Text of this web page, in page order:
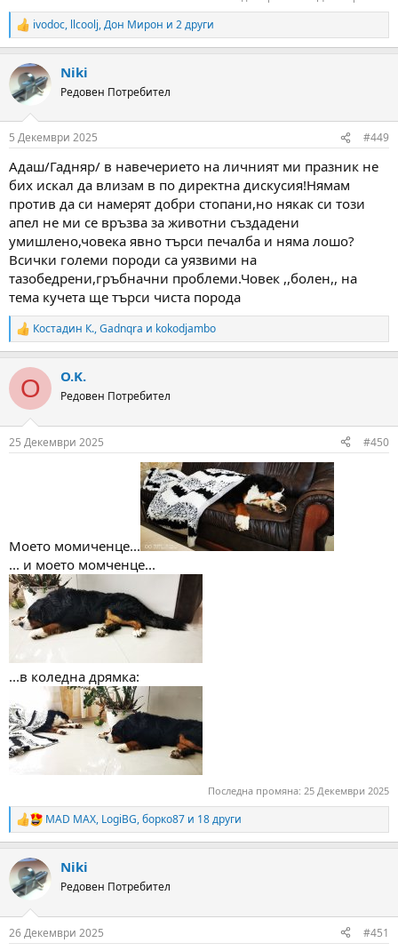
R
e
c
t
i
s
ivodoc, llcoolj,Дон Мирон и 2 други
Niki
Редовен Потребител
5 Декември 2025 #449
Адаш/Гадняр/ в навечерието на личният ми празник не
бих искал да влизам в по директна дискусия!Нямам
против да си намерят добри стопани,но някак си този
апел не ми се връзва за животни създадени
умишлено,човека явно търси печалба и няма лошо?
Всички големи породи са уязвими на
тазобедрени,гръбначни проблеми.Човек ,,болен,, на
тема кучета ще търси чиста порода
R
e
c
i
s
Костадин К.,Gadnqra и kokodjambo
O O.K.
Редовен Потребител
25 Декември 2025 #450
Моето момиченце...
... и моето момченце...
...в коледна дрямка:
Последна промяна: 25 Декември 2025
R
e
c
t
i
s
MAD MAX, LogiBG,борко87 и 18 други
Niki
Редовен Потребител
26 Декември 2025 #451